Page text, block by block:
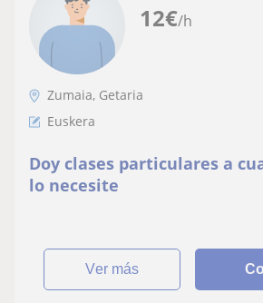
12€/h
Zumaia, Getaria
Euskera
Doy clases particulares a
lo necesite
ver más